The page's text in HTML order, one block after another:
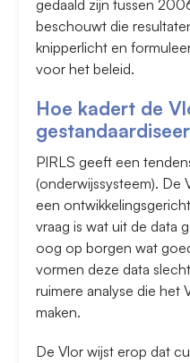
gedaald zijn tussen
beschouwt die
knipperlicht en
voor het beleid.
Hoe kadert de
PIRLS geeft een
(onderwijssysteem). De
een
vraag is wat uit de data
oog op borgen wat
vormen deze data
ruimere analyse die het
maken.
De Vlor wijst erop dat